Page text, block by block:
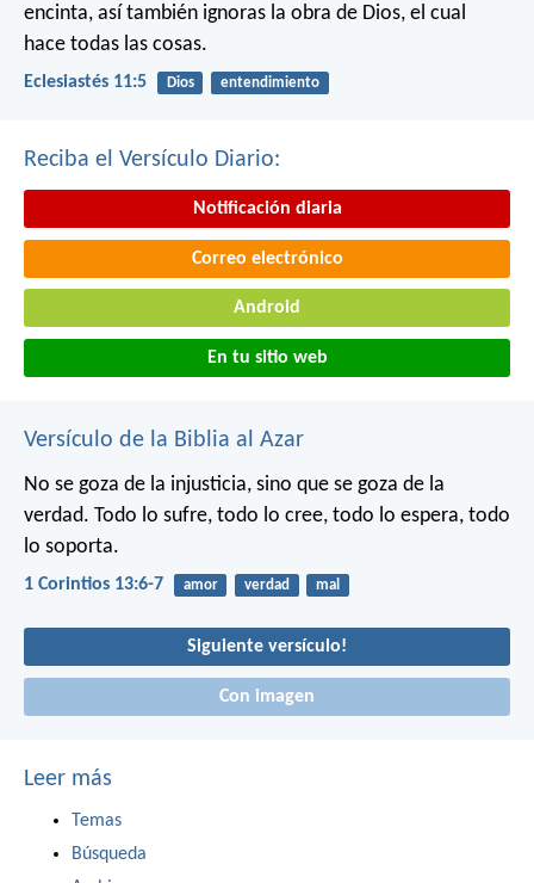
encinta, así también ignoras la obra de Dios, el cual
hace todas las cosas.
Eclesiastés 11:5 Dios entendimiento
Reciba el Versículo Diario:
Notificación diaria
Correo electrónico
Android
En tu sitio web
Versículo de la Biblia al Azar
No se goza de la injusticia, sino que se goza de la
verdad. Todo lo sufre, todo lo cree, todo lo espera, todo
lo soporta.
1 Corintios 13:6-7 amor verdad mal
Siguiente versículo!
Con imagen
Leer más
Temas
Búsqueda